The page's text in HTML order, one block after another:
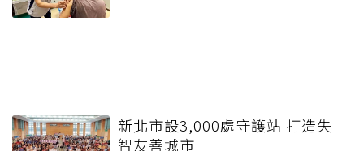
新北市設3,000處守護站 打造失
智友善城市